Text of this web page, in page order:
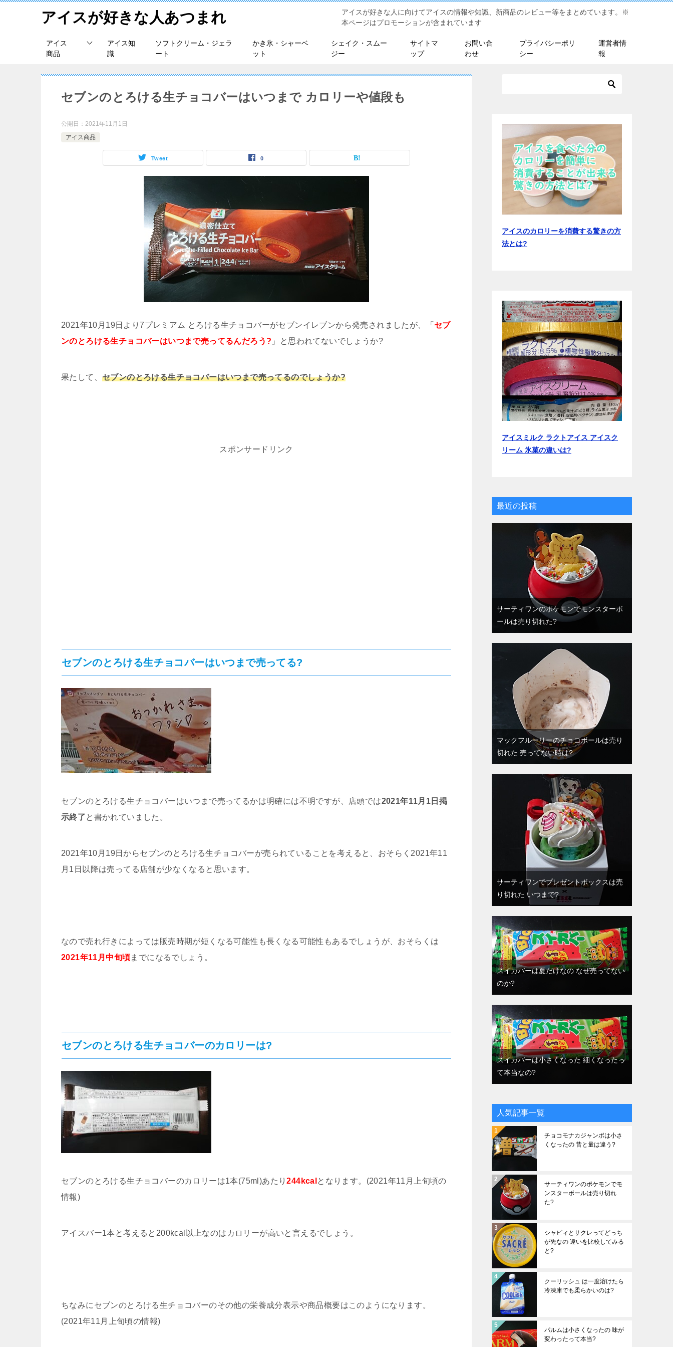
アイスが好きな人あつまれ
アイスが好きな人に向けてアイスの情報や知識、新商品のレビュー等をまとめています。※
本ページはプロモーションが含まれています
アイス
商品
アイス知
識
ソフトクリーム・ジェラ
ート
かき氷・シャーベ
ット
シェイク・スムー
ジー
サイトマ
ップ
お問い合
わせ
プライバシーポリ
シー
運営者情
報
セブンのとろける生チョコバーはいつまで カロリーや値段も
公開日： 2021年11月1日
アイス商品
Tweet 0
2021年10月19日より7プレミアム とろける生チョコバーがセブンイレブンから発売されましたが、「 セブ
ンのとろける生チョコバーはいつまで売ってるんだろう? 」と思われてないでしょうか?
果たして、 セブンのとろける生チョコバーはいつまで売ってるのでしょうか?
スポンサードリンク
セブンのとろける生チョコバーはいつまで売ってる?
セブンのとろける生チョコバーはいつまで売ってるかは明確には不明ですが、店頭では2021年11月1日掲
示終了と書かれていました。
2021年10月19日からセブンのとろける生チョコバーが売られていることを考えると、おそらく2021年11
月1日以降は売ってる店舗が少なくなると思います。
なので売れ行きによっては販売時期が短くなる可能性も長くなる可能性もあるでしょうが、おそらくは
2021年11月中旬頃までになるでしょう。
セブンのとろける生チョコバーのカロリーは?
セブンのとろける生チョコバーのカロリーは1本(75ml)あたり244kcal となります。(2021年11月上旬頃の
情報)
アイスバー1本と考えると200kcal以上なのはカロリーが高いと言えるでしょう。
ちなみにセブンのとろける生チョコバーのその他の栄養成分表示や商品概要はこのようになります。
(2021年11月上旬頃の情報)
アイスのカロリーを消費する驚きの方
法とは?
アイスミルク ラクトアイス アイスク
リーム 氷菓の違いは?
最近の投稿
サーティワンのポケモンでモンスターボ
ールは売り切れた?
マックフルーリーのチョコボールは売り
切れた 売ってない時は?
サーティワンでプレゼントボックスは売
り切れた いつまで?
スイカバーは夏だけなの なぜ売ってない
のか?
スイカバーは小さくなった 細くなったっ
て本当なの?
人気記事一覧
チョコモナカジャンボは小さ
くなったの 昔と量は違う?
サーティワンのポケモンでモ
ンスターボールは売り切れ
た?
シャビィとサクレってどっち
が先なの 違いを比較してみる
と?
クーリッシュ は一度溶けたら
冷凍庫でも柔らかいのは?
パルムは小さくなったの 味が
変わったって本当?